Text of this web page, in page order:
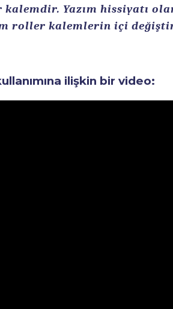
Yazım hissiyatı
roller kalemlerin içi
ilişkin bir video: